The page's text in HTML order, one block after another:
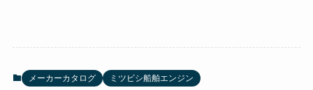
メーカーカタログ ミツビシ船舶エンジン